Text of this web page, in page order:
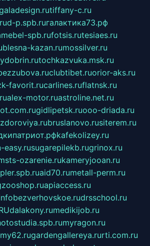
tiffany-c.ru
d-p.spb.ruгалактика73.рф
spb.rufotsis.rutesiaes.ru
blesna-kazan.rumossilver.ru
tochkazvuka.msk.ru
clubtibet.ruorior-aks.ru
favorit.rucarlines.ruflatnsk.ru
alex-motor.ruastroline.net.ru
gidlipetsk.ruooo-driada.ru
bruslanovo.rusiterem.ru
kafekolizey.ru
easy.rusugarepilekb.rugrinox.ru
ozarenie.rukameryjooan.ru
aid70.rumetall-perm.ru
apiaccess.ru
bezverhovskoe.rudrsschool.ru
dalakony.rumedikijob.ru
myragon.ru
gardengallereya.rurti.com.ru